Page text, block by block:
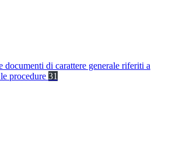
documenti di carattere generale riferiti a
procedure 31